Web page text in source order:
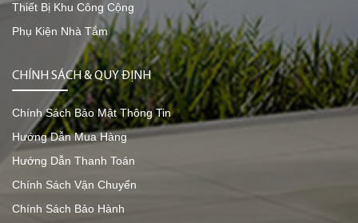
Thiết Bị Khu Công Cộng
Phụ Kiện Nhà Tắm
CHÍNH SÁCH & QUY ĐỊNH
Chính Sách Bảo Mật Thông Tin
Hướng Dẫn Mua Hàng
Hướng Dẫn Thanh Toán
Chính Sách Vận Chuyển
Chính Sách Bảo Hành